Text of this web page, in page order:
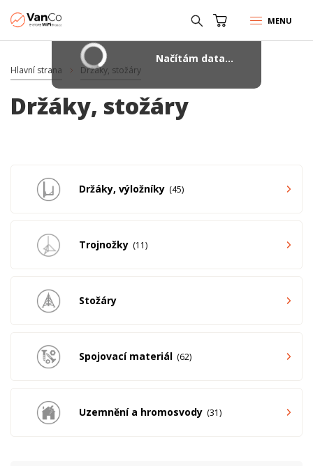
MENU
Hlavní strana Držáky, stožáry
Držáky, stožáry
Držáky, výložníky 45
Trojnožky 11
Stožáry
Spojovací materiál 62
Uzemnění a hromosvody 31
Načítám data...